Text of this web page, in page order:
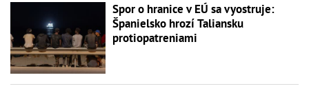
Spor o hranice v EÚ sa vyostruje:
Španielsko hrozí Taliansku
protiopatreniami